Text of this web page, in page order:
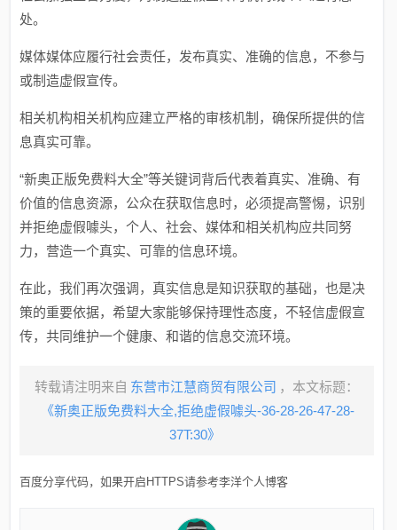
处。
媒体媒体应履行社会责任，发布真实、准确的信息，不参与
或制造虚假宣传。
相关机构相关机构应建立严格的审核机制，确保所提供的信
息真实可靠。
“新奥正版免费料大全”等关键词背后代表着真实、准确、有
价值的信息资源，公众在获取信息时，必须提高警惕，识别
并拒绝虚假噱头，个人、社会、媒体和相关机构应共同努
力，营造一个真实、可靠的信息环境。
在此，我们再次强调，真实信息是知识获取的基础，也是决
策的重要依据，希望大家能够保持理性态度，不轻信虚假宣
传，共同维护一个健康、和谐的信息交流环境。
转载请注明来自 东营市江慧商贸有限公司 ，本文标题：
《新奥正版免费料大全,拒绝虚假噱头-36-28-26-47-28-
37T:30》
百度分享代码，如果开启HTTPS请参考李洋个人博客